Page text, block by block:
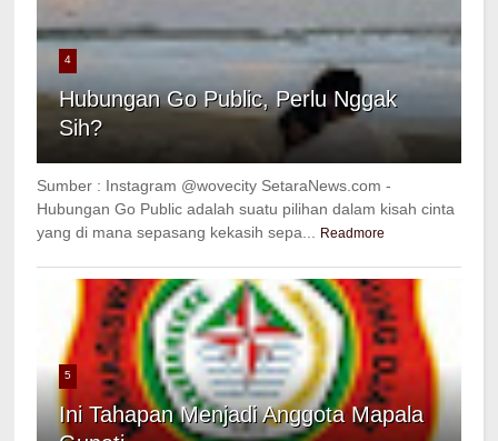
4
Hubungan Go Public, Perlu Nggak
Sih?
Sumber : Instagram @wovecity SetaraNews.com -
Hubungan Go Public adalah suatu pilihan dalam kisah cinta
yang di mana sepasang kekasih sepa...
Readmore
5
Ini Tahapan Menjadi Anggota Mapala